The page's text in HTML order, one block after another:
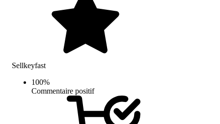
Sellkeyfast
100%
Commentaire positif